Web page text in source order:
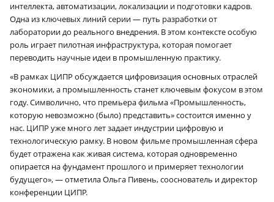
интеллекта, автоматизации, локализации и подготовки кадров.
Одна из ключевых линий серии — путь разработки от
лаборатории до реального внедрения. В этом контексте особую
роль играет пилотная инфраструктура, которая помогает
переводить научные идеи в промышленную практику.
«В рамках ЦИПР обсуждается цифровизация основных отраслей
экономики, а промышленность станет ключевым фокусом в этом
году. Символично, что премьера фильма «Промышленность,
которую невозможно (было) представить» состоится именно у
нас. ЦИПР уже много лет задает индустрии цифровую и
технологическую рамку. В новом фильме промышленная сфера
будет отражена как живая система, которая одновременно
опирается на фундамент прошлого и примеряет технологии
будущего», — отметила Ольга Пивень, сооснователь и директор
конференции ЦИПР.